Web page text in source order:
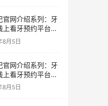
官网介绍系列：牙
上看牙预约平台让
再靠运气
8月5日
官网介绍系列：牙
上看牙预约平台打
行业专业壁垒新手
8月5日